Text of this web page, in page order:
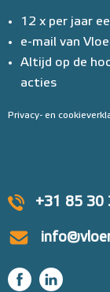
+31 85 30
12 x per jaar
e-mail van
Altijd op de
acties
Privacy- en